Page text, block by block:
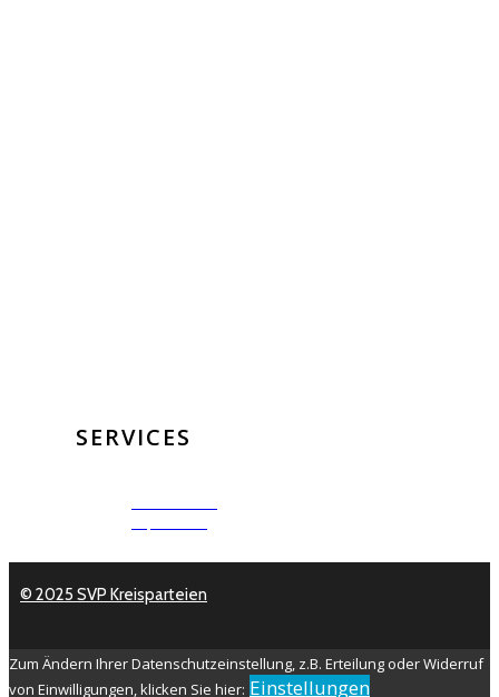
SERVICES
© 2025 SVP Kreisparteien
Zum Ändern Ihrer Datenschutzeinstellung, z.B. Erteilung oder Widerruf
von Einwilligungen, klicken Sie hier: Einstellungen